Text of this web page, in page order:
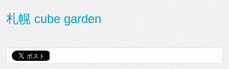
札幌 cube garden